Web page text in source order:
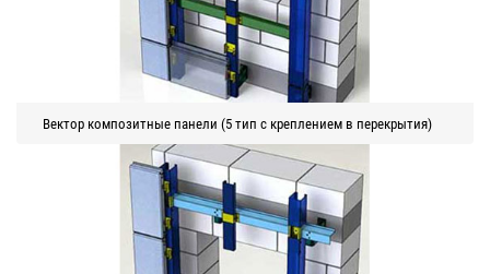
Вектор композитные панели (5 тип с креплением в перекрытия)